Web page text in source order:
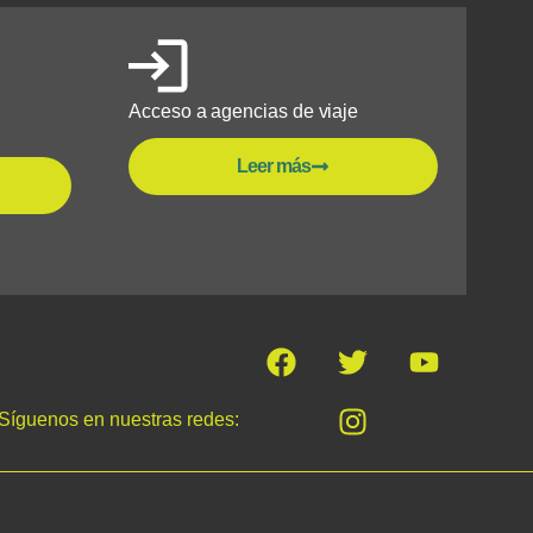
Acceso a agencias de viaje
Leer más
Síguenos en nuestras redes: